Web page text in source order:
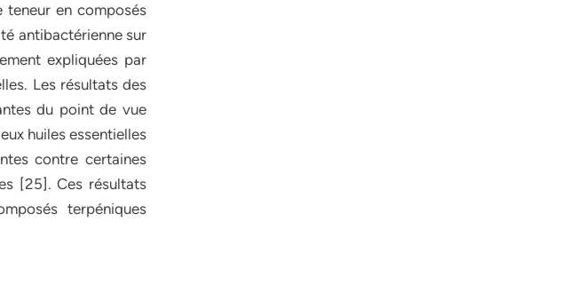
en composés
antibactérienne sur
expliquées par
Les résultats des
du point de vue
huiles essentielles
contre certaines
[25]. Ces résultats
terpéniques